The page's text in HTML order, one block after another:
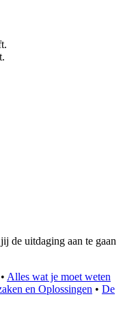
de uitdaging aan te gaan
• Alles wat je moet weten
en Oplossingen • De